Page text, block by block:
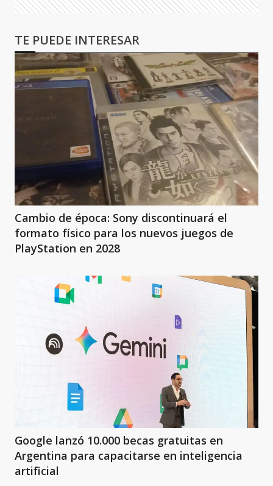
TE PUEDE INTERESAR
Cambio de época: Sony discontinuará el
formato físico para los nuevos juegos de
PlayStation en 2028
Google lanzó 10.000 becas gratuitas en
Argentina para capacitarse en inteligencia
artificial